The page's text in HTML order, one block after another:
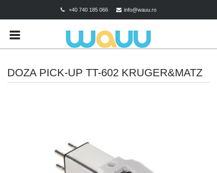
CONTACT
POLITICA DE CONFIDENTIALITATE
+40 740 185 066 info@wauu.ro
DOZA PICK-UP TT-602 KRUGER&MATZ